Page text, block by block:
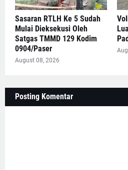
Sasaran RTLH Ke 5 Sudah
Mulai Dieksekusi Oleh
Satgas TMMD 129 Kodim
0904/Paser
August 08, 2026
Posting Komentar